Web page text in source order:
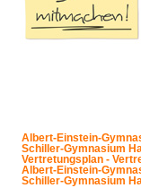
Albert-Einstein-
Schiller-Gymnasium
Vertretungsplan -
Albert-Einstein-
Schiller-Gymnasium